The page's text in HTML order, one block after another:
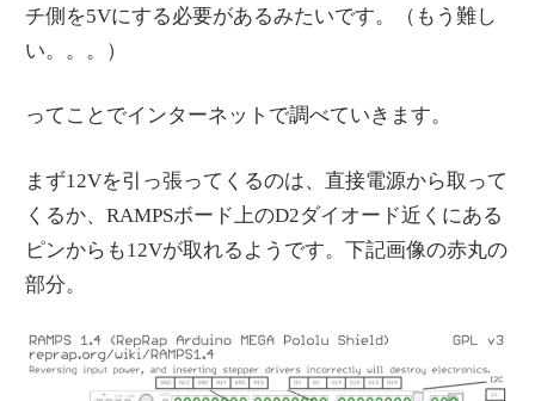
チ側を5Vにする必要があるみたいです。（もう難し
い。。。）
ってことでインターネットで調べていきます。
まず12Vを引っ張ってくるのは、直接電源から取って
くるか、RAMPSボード上のD2ダイオード近くにある
ピンからも12Vが取れるようです。下記画像の赤丸の
部分。